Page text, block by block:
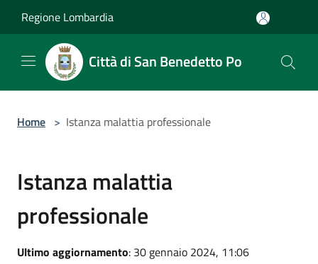
Regione Lombardia
Città di San Benedetto Po
Home > Istanza malattia professionale
Istanza malattia
professionale
Ultimo aggiornamento: 30 gennaio 2024, 11:06